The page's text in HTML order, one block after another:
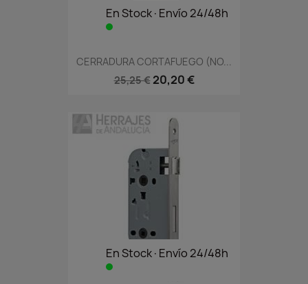
En Stock·Envío 24/48h
CERRADURA CORTAFUEGO (NO...
25,25 € 20,20 €
En Stock·Envío 24/48h